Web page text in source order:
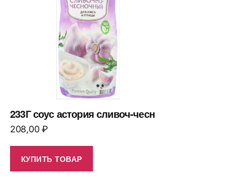
233Г соус астория сливоч-чесн
208,00₽
КУПИТЬ ТОВАР